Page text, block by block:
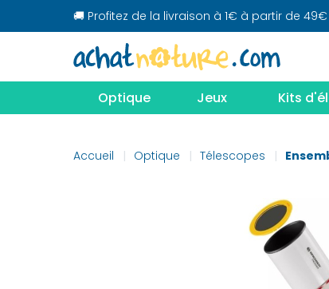
🚚 Profitez de la livraison à 1€ à partir de
Optique Jeux Kits
Accueil Optique Télescopes